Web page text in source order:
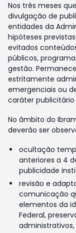
Nos três meses
divulgação de
entidades da
hipóteses
evitados
públicos,
gestão.
estritamente
emergenciais ou
caráter
No âmbito do
deverão ser
ocultação
anteriores a 4
publicidade
revisão e
comunicação
elementos da
Federal,